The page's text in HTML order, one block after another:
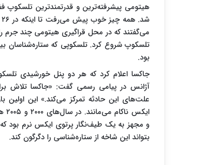
می‌گفتند که در محل قراگیری هیتومی چند جرم را
بود.
جاکسا اعلام کرد که هر دو پنل خورشیدی
آژانس در پیامی رسمی گفت: «جاکسا تلاش
علت‌های این حادثه تمرکز می‌کند.» این
بتواند این شاخه از ستاره‌شناسی را دگرگون کند.